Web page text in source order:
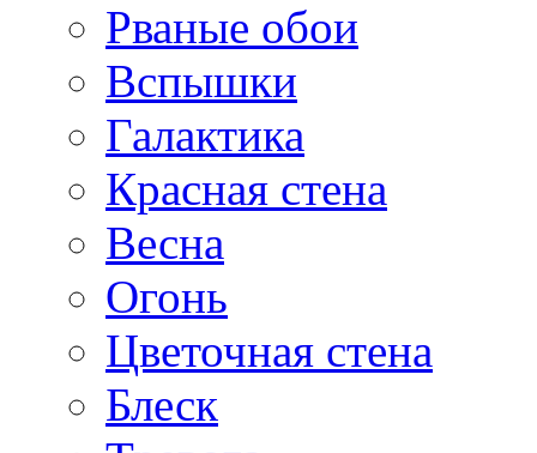
Рваные обои
Вспышки
Галактика
Красная стена
Весна
Огонь
Цветочная стена
Блеск